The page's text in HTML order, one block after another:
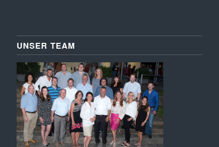
UNSER TEAM